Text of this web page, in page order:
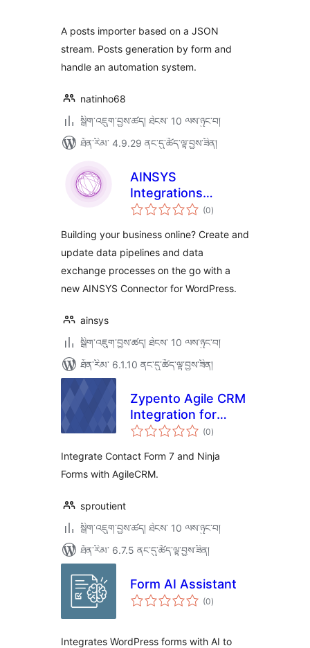
A posts importer based on a JSON
stream. Posts generation by form and
handle an automation system.
natinho68
སྒྲིག་འཇུག་བྱས་ཚད། ཐེངས་ 10 ལས་ཉུང་བ།
ཐོན་རིམ་ 4.9.29 ནང་དུ་ཚོད་ལྟ་བྱས་ཟིན།
AINSYS
Integrations
framework
(0གདེང་
འཇོག་
ཚང་།
)
Building your business online? Create and
update data pipelines and data
exchange processes on the go with a
new AINSYS Connector for WordPress.
ainsys
སྒྲིག་འཇུག་བྱས་ཚད། ཐེངས་ 10 ལས་ཉུང་བ།
ཐོན་རིམ་ 6.1.10 ནང་དུ་ཚོད་ལྟ་བྱས་ཟིན།
Zypento Agile CRM
Integration for
Contact Form 7 and
(0གདེང་
འཇོག་
ཚང་།
)
Integrate Contact Form 7 and Ninja
Forms with AgileCRM.
sproutient
སྒྲིག་འཇུག་བྱས་ཚད། ཐེངས་ 10 ལས་ཉུང་བ།
ཐོན་རིམ་ 6.7.5 ནང་དུ་ཚོད་ལྟ་བྱས་ཟིན།
Form AI Assistant
(0གདེང་
འཇོག་
)
Integrates WordPress forms with AI to